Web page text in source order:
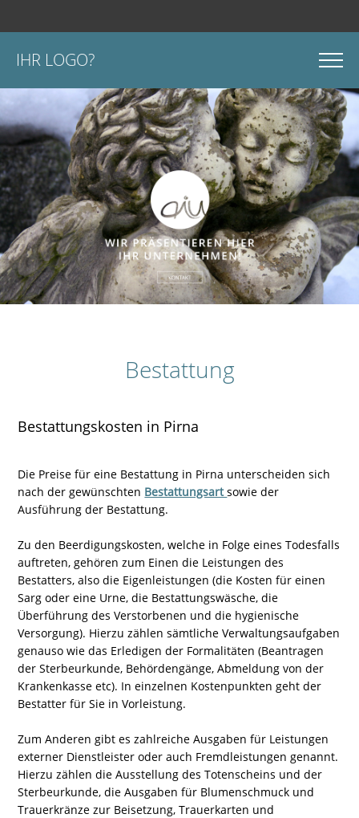
IHR LOGO?
Bestattung
Bestattungskosten in Pirna
Die Preise für eine Bestattung in Pirna unterscheiden sich
nach der gewünschten Bestattungsartsowie der
Ausführung der Bestattung.
Zu den Beerdigungskosten, welche in Folge eines Todesfalls
auftreten, gehören zum Einen die Leistungen des
Bestatters, also die Eigenleistungen (die Kosten für einen
Sarg oder eine Urne, die Bestattungswäsche, die
Überführung des Verstorbenen und die hygienische
Versorgung). Hierzu zählen sämtliche Verwaltungsaufgaben
genauso wie das Erledigen der Formalitäten (Beantragen
der Sterbeurkunde, Behördengänge, Abmeldung von der
Krankenkasse etc). In einzelnen Kostenpunkten geht der
Bestatter für Sie in Vorleistung.
Zum Anderen gibt es zahlreiche Ausgaben für Leistungen
externer Dienstleister oder auch Fremdleistungen genannt.
Hierzu zählen die Ausstellung des Totenscheins und der
Sterbeurkunde, die Ausgaben für Blumenschmuck und
Trauerkränze zur Beisetzung, Trauerkarten und